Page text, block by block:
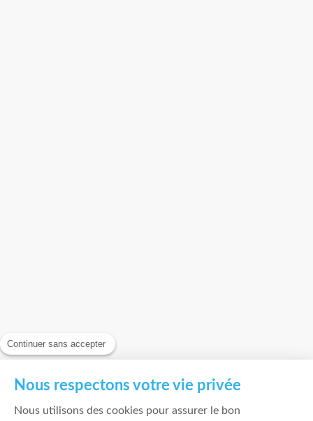
Continuer sans accepter
Nous respectons votre vie privée
Nous utilisons des cookies pour assurer le bon